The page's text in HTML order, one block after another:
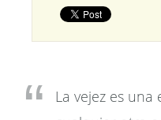
La vejez es